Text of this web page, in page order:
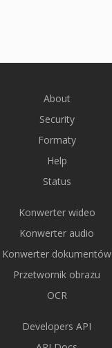
About
Security
Formaty
Help
Status
Konwerter wideo
Konwerter audio
Konwerter dokumentów
Przetwornik obrazu
OCR
Developers API